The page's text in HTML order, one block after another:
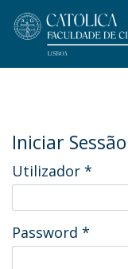
Iniciar Sessão
Utilizador *
Password *